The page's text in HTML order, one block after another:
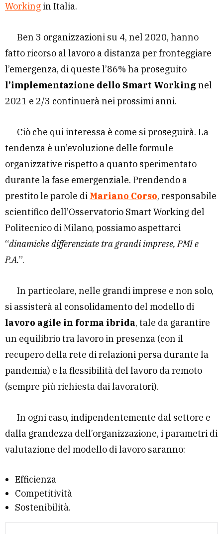
Workingin Italia.
Ben 3 organizzazioni su 4, nel 2020, hanno
fatto ricorso al lavoro a distanza per fronteggiare
l’emergenza, di queste l’86% ha proseguito
l’implementazione dello Smart Working nel
2021 e 2/3 continuerà nei prossimi anni.
Ciò che qui interessa è come si proseguirà. La
tendenza è un’evoluzione delle formule
organizzative rispetto a quanto sperimentato
durante la fase emergenziale. Prendendo a
prestito le parole di Mariano Corso, responsabile
scientifico dell’Osservatorio Smart Working del
Politecnico di Milano, possiamo aspettarci
“dinamiche differenziate tra grandi imprese, PMI e
P.A.”.
In particolare, nelle grandi imprese e non solo,
si assisterà al consolidamento del modello di
lavoro agile in forma ibrida, tale da garantire
un equilibrio tra lavoro in presenza (con il
recupero della rete di relazioni persa durante la
pandemia) e la flessibilità del lavoro da remoto
(sempre più richiesta dai lavoratori).
In ogni caso, indipendentemente dal settore e
dalla grandezza dell’organizzazione, i parametri di
valutazione del modello di lavoro saranno:
Efficienza
Competitività
Sostenibilità.